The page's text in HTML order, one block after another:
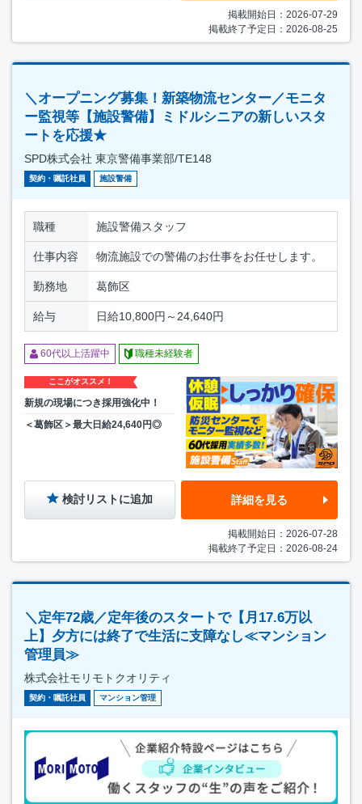
掲載開始日：2026-07-29
掲載終了予定日：2026-08-25
＼オープニング募集！新築物流センター／モニタ
ー監視等【施設警備】ミドルシニアの新しいスタ
ートを応援★
SPD株式会社 東京警備事業部/TE148
契約・嘱託社員 施設警備
職種 施設警備スタッフ
仕事内容 物流施設での警備のお仕事をお任せします。
勤務地 葛飾区
給与 日給10,800円～24,640円
60代以上活躍中 職種未経験者
ここがオススメ！
新規の現場につき採用強化中！
＜葛飾区＞最大日給24,640円◎
検討リストに追加 詳細を見る
掲載開始日：2026-07-28
掲載終了予定日：2026-08-24
＼定年72歳／定年後のスタートで【月17.6万以
上】夕方には終了で生活に支障なし≪マンション
管理員≫
株式会社モリモトクオリティ
契約・嘱託社員 マンション管理